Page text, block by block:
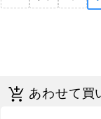
あわせて買